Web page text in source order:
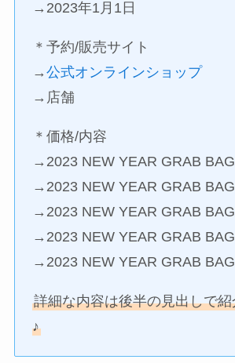
→2023年1月1日
＊予約/販売サイト
→公式オンラインショップ
→店舗
＊価格/内容
→2023 NEW YEAR GRAB
→2023 NEW YEAR GRAB
→2023 NEW YEAR GRAB
→2023 NEW YEAR GRAB
→2023 NEW YEAR GRAB
詳細な内容は後半の見出しで
♪